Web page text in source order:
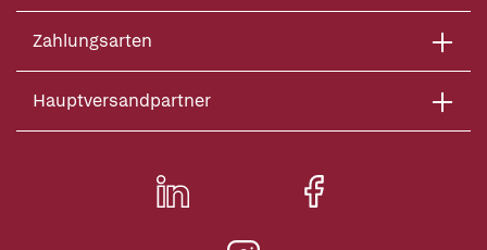
Zahlungsarten
Hauptversandpartner